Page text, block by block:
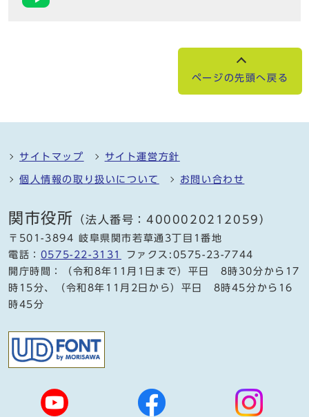
ページの先頭へ戻る
サイトマップ サイト運営方針
個人情報の取り扱いについて お問い合わせ
関市役所 （法人番号：4000020212059）
〒501-3894 岐阜県関市若草通3丁目1番地
電話： 0575-22-3131
ファクス:0575-23-7744
開庁時間：（令和8年11月1日まで）平日 8時30分から17
時15分、（令和8年11月2日から）平日 8時45分から16
時45分